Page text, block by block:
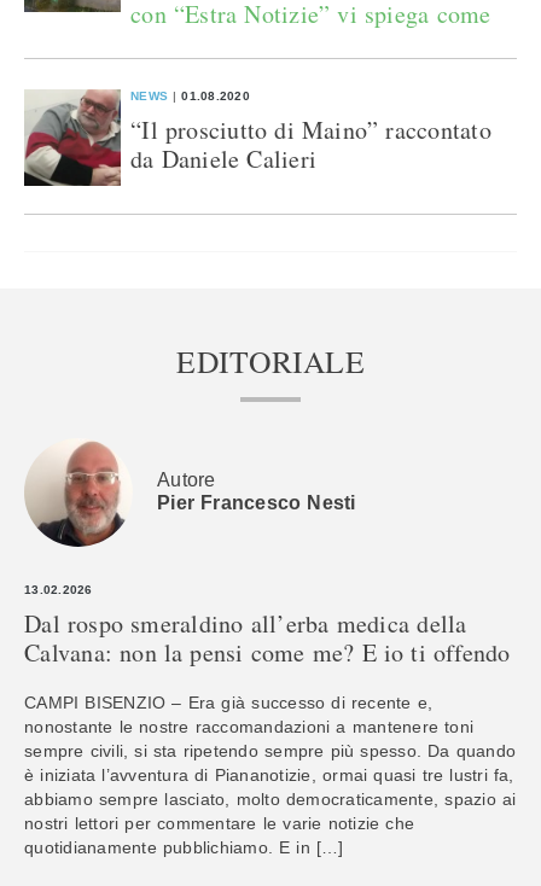
con “Estra Notizie” vi spiega come
NEWS 01.08.2020
“Il prosciutto di Maino” raccontato
da Daniele Calieri
EDITORIALE
Autore
Pier Francesco Nesti
13.02.2026
Dal rospo smeraldino all’erba medica della
Calvana: non la pensi come me? E io ti offendo
CAMPI BISENZIO – Era già successo di recente e,
nonostante le nostre raccomandazioni a mantenere toni
sempre civili, si sta ripetendo sempre più spesso. Da quando
è iniziata l’avventura di Piananotizie, ormai quasi tre lustri fa,
abbiamo sempre lasciato, molto democraticamente, spazio ai
nostri lettori per commentare le varie notizie che
quotidianamente pubblichiamo. E in […]